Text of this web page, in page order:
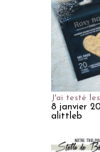
J'ai testé
8 janvier
alittleb